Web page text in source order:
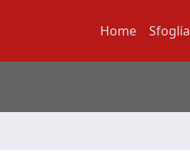
Home Sfoglia